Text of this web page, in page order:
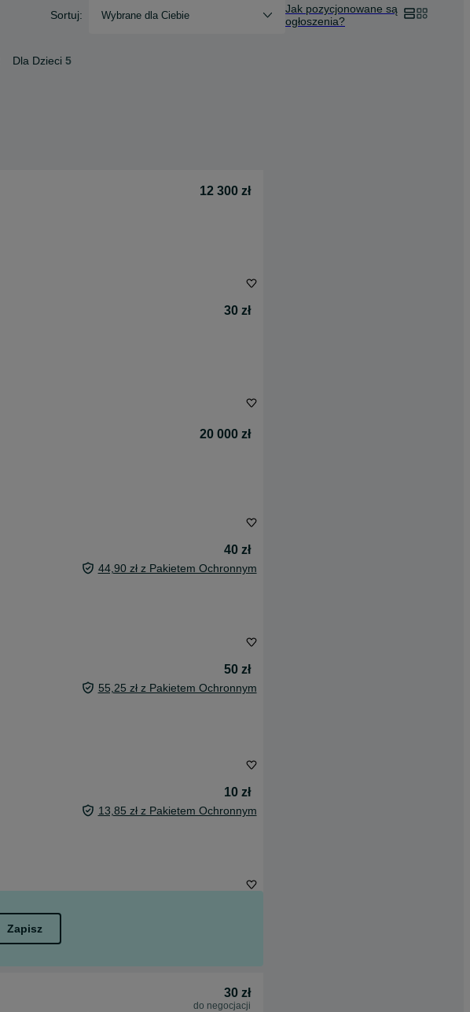
Sortuj: Wybrane dla Ciebie
Jak pozycjonowane są
ogłoszenia?
Dla Dzieci 5
12 300 zł
30 zł
20 000 zł
40 zł
44,90 zł z Pakietem Ochronnym
50 zł
55,25 zł z Pakietem Ochronnym
10 zł
13,85 zł z Pakietem Ochronnym
Zapisz
30 zł
do negocjacji